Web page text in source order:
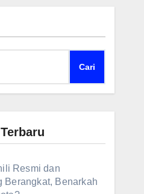
Cari
Resmi dan
Berangkat, Benarkah